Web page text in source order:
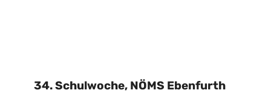
34. Schulwoche, NÖMS Ebenfurth